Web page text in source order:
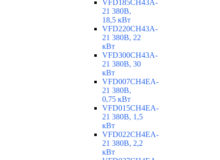
VFD185CH43A-
21 380В,
18,5 кВт
VFD220CH43A-
21 380В, 22
кВт
VFD300CH43A-
21 380В, 30
кВт
VFD007CH4EA-
21 380В,
0,75 кВт
VFD015CH4EA-
21 380В, 1,5
кВт
VFD022CH4EA-
21 380В, 2,2
кВт